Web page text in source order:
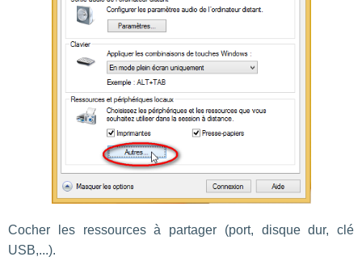
Cocher les ressources à partager (port, disque dur, clé
USB,...).